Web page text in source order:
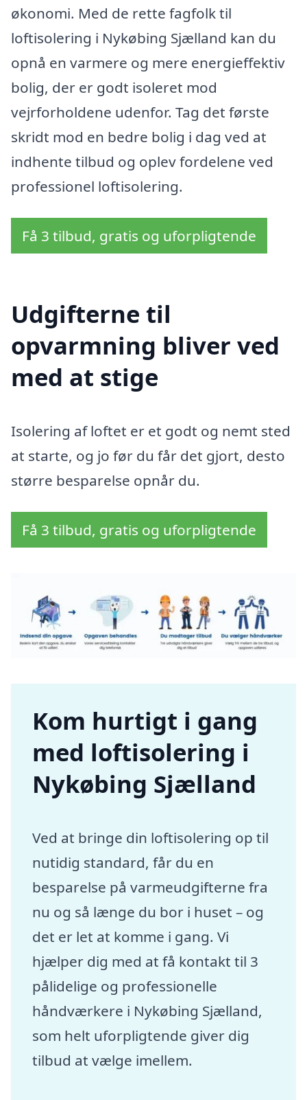
økonomi. Med de rette fagfolk til
loftisolering i Nykøbing Sjælland kan du
opnå en varmere og mere energieffektiv
bolig, der er godt isoleret mod
vejrforholdene udenfor. Tag det første
skridt mod en bedre bolig i dag ved at
indhente tilbud og oplev fordelene ved
professionel loftisolering.
Få 3 tilbud, gratis og uforpligtende
Udgifterne til
opvarmning bliver ved
med at stige
Isolering af loftet er et godt og nemt sted
at starte, og jo før du får det gjort, desto
større besparelse opnår du.
Få 3 tilbud, gratis og uforpligtende
Kom hurtigt i gang
med loftisolering i
Nykøbing Sjælland
Ved at bringe din loftisolering op til
nutidig standard, får du en
besparelse på varmeudgifterne fra
nu og så længe du bor i huset – og
det er let at komme i gang. Vi
hjælper dig med at få kontakt til 3
pålidelige og professionelle
håndværkere i Nykøbing Sjælland,
som helt uforpligtende giver dig
tilbud at vælge imellem.